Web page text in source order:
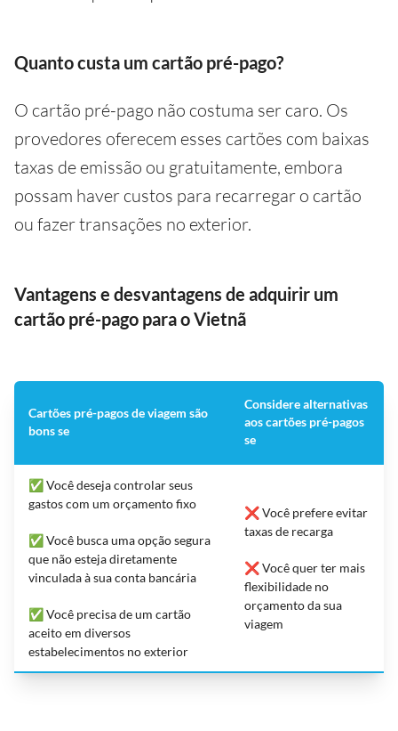
Quanto custa um cartão pré-pago?
O cartão pré-pago não costuma ser caro. Os
provedores oferecem esses cartões com baixas
taxas de emissão ou gratuitamente, embora
possam haver custos para recarregar o cartão
ou fazer transações no exterior.
Vantagens e desvantagens de adquirir um
cartão pré-pago para o Vietnã
Cartões pré-pagos de viagem são
bons se
Considere alternativas
aos cartões pré-pagos
se
✅ Você deseja controlar seus
gastos com um orçamento fixo
✅ Você busca uma opção segura
que não esteja diretamente
vinculada à sua conta bancária
✅ Você precisa de um cartão
aceito em diversos
estabelecimentos no exterior
❌ Você prefere evitar
taxas de recarga
❌ Você quer ter mais
flexibilidade no
orçamento da sua
viagem